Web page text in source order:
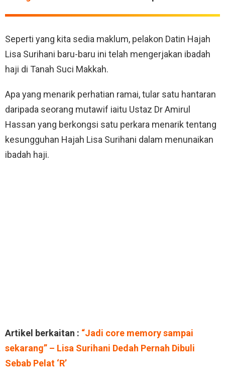
Seperti yang kita sedia maklum, pelakon Datin Hajah
Lisa Surihani baru-baru ini telah mengerjakan ibadah
haji di Tanah Suci Makkah.
Apa yang menarik perhatian ramai, tular satu hantaran
daripada seorang mutawif iaitu Ustaz Dr Amirul
Hassan yang berkongsi satu perkara menarik tentang
kesungguhan Hajah Lisa Surihani dalam menunaikan
ibadah haji.
Artikel berkaitan : “Jadi core memory sampai
sekarang” – Lisa Surihani Dedah Pernah Dibuli
Sebab Pelat ‘R’